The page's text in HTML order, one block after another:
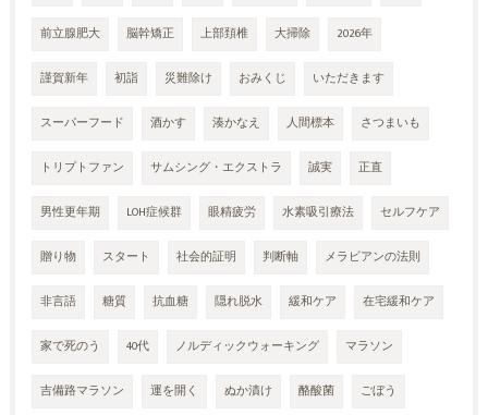
前立腺肥大 脳幹矯正 上部頚椎 大掃除 2026年
謹賀新年 初詣 災難除け おみくじ いただきます
スーパーフード 酒かす 湊かなえ 人間標本 さつまいも
トリプトファン サムシング・エクストラ 誠実 正直
男性更年期 LOH症候群 眼精疲労 水素吸引療法 セルフケア
贈り物 スタート 社会的証明 判断軸 メラビアンの法則
非言語 糖質 抗血糖 隠れ脱水 緩和ケア 在宅緩和ケア
家で死のう 40代 ノルディックウォーキング マラソン
吉備路マラソン 運を開く ぬか漬け 酪酸菌 ごぼう